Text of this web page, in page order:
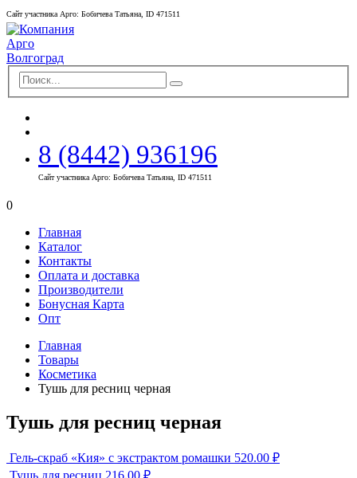
Сайт участника Арго: Бобичева Татьяна, ID 471511
8 (8442) 936196
Сайт участника Арго: Бобичева Татьяна, ID 471511
0
Главная
Каталог
Контакты
Оплата и доставка
Производители
Бонусная Карта
Опт
Главная
Товары
Косметика
Тушь для ресниц черная
Тушь для ресниц черная
Гель-скраб «Кия» с экстрактом ромашки 520.00 ₽